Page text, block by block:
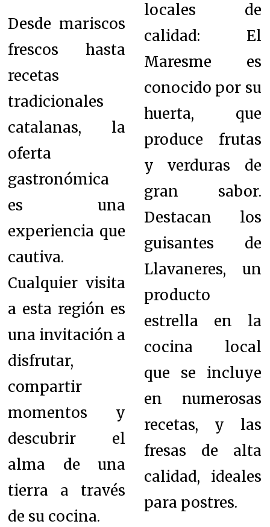
Desde mariscos
frescos hasta
recetas
tradicionales
catalanas, la
oferta
gastronómica
es una
experiencia que
cautiva.
Cualquier visita
a esta región es
una invitación a
disfrutar,
compartir
momentos y
descubrir el
alma de una
tierra a través
de su cocina.
locales de
calidad: El
Maresme es
conocido por su
huerta, que
produce frutas
y verduras de
gran sabor.
Destacan los
guisantes de
Llavaneres, un
producto
estrella en la
cocina local
que se incluye
en numerosas
recetas, y las
fresas de alta
calidad, ideales
para postres.